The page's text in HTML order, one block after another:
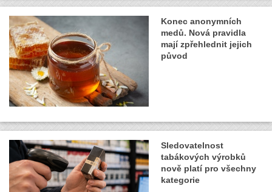
Konec anonymních
medů. Nová pravidla
mají zpřehlednit jejich
původ
Sledovatelnost
tabákových výrobků
nově platí pro všechny
kategorie